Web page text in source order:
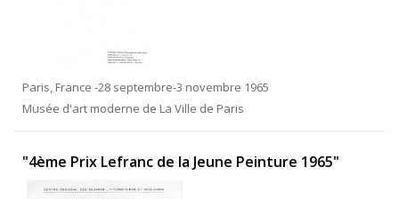
Paris, France -28 septembre-3 novembre 1965
Musée d'art moderne de La Ville de Paris
"4ème Prix Lefranc de la Jeune Peinture 1965"